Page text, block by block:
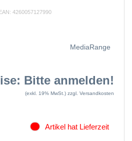
4260057127990
MediaRange
Bitte anmelden!
(exkl. 19% MwSt.) zzgl. Versandkosten
Artikel hat Lieferzeit